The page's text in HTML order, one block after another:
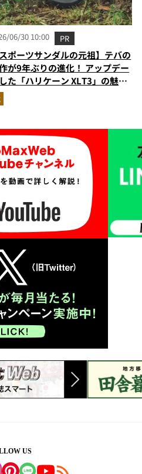
06/30 10:00 PR
スポーツサンダルの元祖】テバの
が9年ぶりの進化！ アップデー
た「ハリケーン XLT3」の魅力
者があらゆる角度から徹底解
US